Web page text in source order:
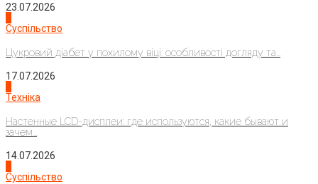
23.07.2026
Суспільство
Цукровий діабет у похилому віці: особливості догляду та...
17.07.2026
Техніка
Настенные LCD-дисплеи: где используются, какие бывают и
зачем...
14.07.2026
Суспільство